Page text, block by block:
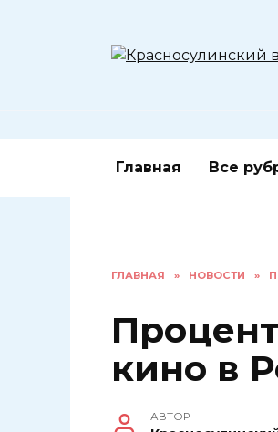
Главная Все
ГЛАВНАЯ » НОВОСТИ »
кино в
АВТОР